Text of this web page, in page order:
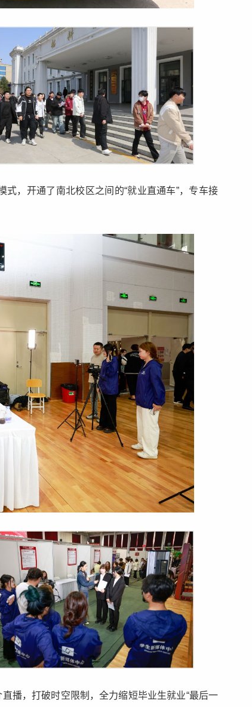
式，开通了南北校区之间的“就业直通车”，专车接
播，打破时空限制，全力缩短毕业生就业“最后一